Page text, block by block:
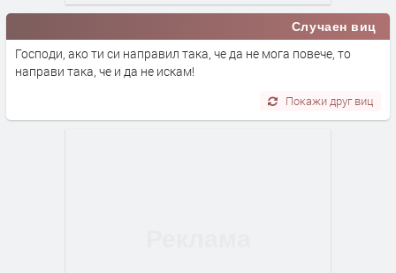
Случаен виц
Господи, ако ти си направил така, че да не мога повече, то
направи така, че и да не искам!
Покажи друг виц